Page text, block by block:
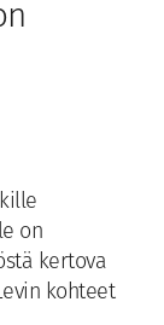
on
kertova
kohteet